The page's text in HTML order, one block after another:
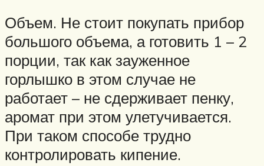
Объем. Не стоит покупать прибор
большого объема, а готовить 1 – 2
порции, так как зауженное
горлышко в этом случае не
работает – не сдерживает пенку,
аромат при этом улетучивается.
При таком способе трудно
контролировать кипение.